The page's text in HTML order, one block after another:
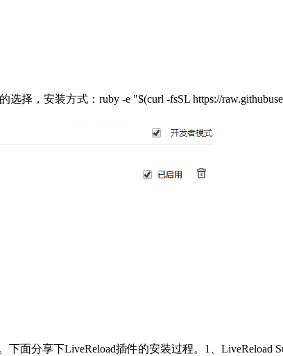
，安装方式：ruby -e "$(curl -fsSL https://
面分享下LiveReload插件的安装过程。1、LiveReload